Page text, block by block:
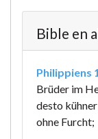
Bible en
Philippiens
Brüder im
desto
ohne Furcht;